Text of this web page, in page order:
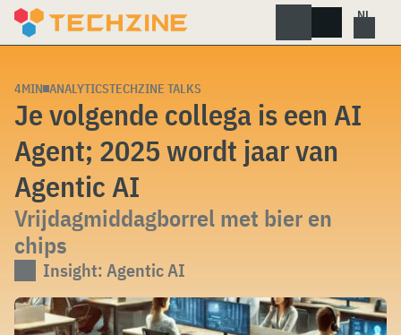
Skip
4MIN ANALYTICSTECHZINE TALKS
Je volgende collega is een AI
Agent; 2025 wordt jaar van
Agentic AI
Vrijdagmiddagborrel met bier en
chips
Insight: Agentic AI